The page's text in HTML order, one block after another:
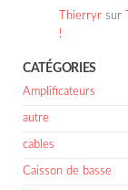
Thierryr sur
!
CATÉGORIES
Amplificateurs
autre
cables
Caisson de basse